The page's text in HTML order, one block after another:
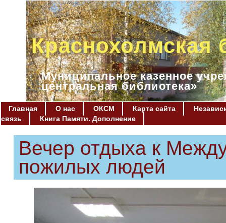
Краснохолмская
Муниципальное казенное
центральная библиотека»
Главная О нас ОКСМ Карта сайта
связь
Книга Памяти. Дополнение
Вечер отдыха к
пожилых людей